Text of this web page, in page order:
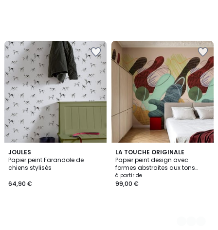
JOULES
Papier peint Farandole de
chiens stylisés
64,90 €
LA TOUCHE ORIGINALE
Papier peint design avec
formes abstraites aux tons
beige - 425x260 cm (l x h)
à partir de
99,00 €
3
Couleurs